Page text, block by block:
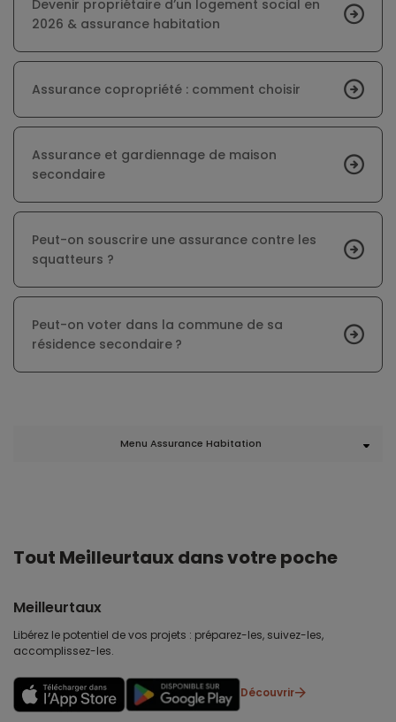
Devenir propriétaire d’un logement social en
2026 & assurance habitation
Assurance copropriété : comment choisir
Assurance et gardiennage de maison
secondaire
Peut-on souscrire une assurance contre les
squatteurs ?
Peut-on voter dans la commune de sa
résidence secondaire ?
Menu Assurance Habitation
Tout Meilleurtaux dans votre poche
Meilleurtaux
Libérez le potentiel de vos projets : préparez-les, suivez-les,
accomplissez-les.
Découvrir